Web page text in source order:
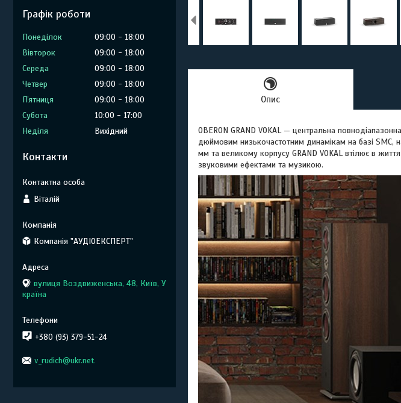
Опис
OBERON GRAND VOKAL — центральна
дюймовим низькочастотним динамікам на базі
мм та великому корпусу GRAND VOKAL втілює в
звуковими ефектами та музикою.
Графік роботи
Понеділок 09:00
18:00
Вівторок
09:00
18:00
Середа
09:00
18:00
Четвер
09:00
18:00
Пʼятниця
09:00
18:00
Субота
10:00
17:00
Неділя
Вихідний
Контакти
Віталій
Компанія "АУДІОЕКСПЕРТ"
вулиця Воздвиженська, 48, Київ, У
країна
+380 (93) 379-51-24
v_rudich@ukr.net